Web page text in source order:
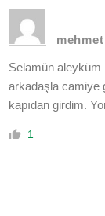
mehmet
Selamün aleyküm
arkadaşla camiye
kapıdan girdim.
1